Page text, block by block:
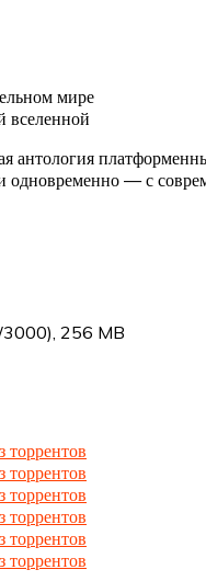
мире
вселенной
антология
— с
3000), 256 MB